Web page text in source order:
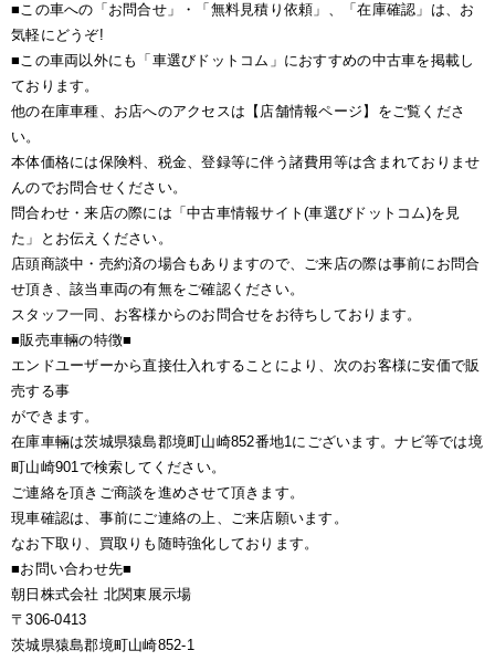
■この車への「お問合せ」・「無料見積り依頼」、「在庫確認」は、お
気軽にどうぞ!
■この車両以外にも「車選びドットコム」におすすめの中古車を掲載し
ております。
他の在庫車種、お店へのアクセスは【店舗情報ページ】をご覧くださ
い。
本体価格には保険料、税金、登録等に伴う諸費用等は含まれておりませ
んのでお問合せください。
問合わせ・来店の際には「中古車情報サイト(車選びドットコム)を見
た」とお伝えください。
店頭商談中・売約済の場合もありますので、ご来店の際は事前にお問合
せ頂き、該当車両の有無をご確認ください。
スタッフ一同、お客様からのお問合せをお待ちしております。
■販売車輛の特徴■
エンドユーザーから直接仕入れすることにより、次のお客様に安価で販
売する事
ができます。
在庫車輛は茨城県猿島郡境町山崎852番地1にございます。ナビ等では境
町山崎901で検索してください。
ご連絡を頂きご商談を進めさせて頂きます。
現車確認は、事前にご連絡の上、ご来店願います。
なお下取り、買取りも随時強化しております。
■お問い合わせ先■
朝日株式会社 北関東展示場
〒306-0413
茨城県猿島郡境町山崎852-1